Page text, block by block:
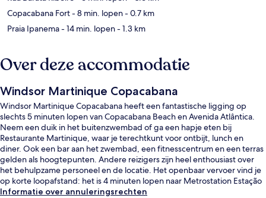
Copacabana Fort- 8 min. lopen- 0.7 km
Praia Ipanema- 14 min. lopen- 1.3 km
Over deze accommodatie
Windsor Martinique Copacabana
Windsor Martinique Copacabana heeft een fantastische ligging op
slechts 5 minuten lopen van Copacabana Beach en Avenida Atlântica.
Neem een duik in het buitenzwembad of ga een hapje eten bij
Restaurante Martinique, waar je terechtkunt voor ontbijt, lunch en
diner. Ook een bar aan het zwembad, een fitnesscentrum en een terras
gelden als hoogtepunten. Andere reizigers zijn heel enthousiast over
het behulpzame personeel en de locatie. Het openbaar vervoer vind je
op korte loopafstand: het is 4 minuten lopen naar Metrostation Estação
1 en 8 minuten naar Station Cantagalo.
Informatie over annuleringsrechten